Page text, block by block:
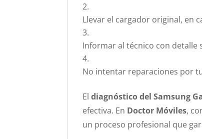
Llevar el cargador original, en
Informar al técnico con detalle
No intentar reparaciones por
Eldiagnóstico del Samsung
efectiva. En Doctor Móviles,
un proceso profesional que